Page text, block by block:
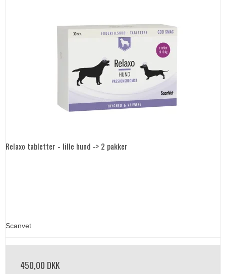
Relaxo tabletter - lille hund -> 2 pakker
Scanvet
450,00 DKK